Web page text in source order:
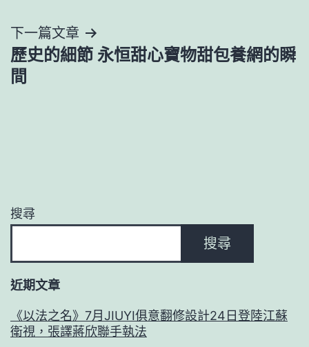
覽
下一篇文章
歷史的細節 永恒甜心寶物甜包養網的瞬
間
搜尋
搜尋
近期文章
《以法之名》7月JIUYI俱意翻修設計24日登陸江蘇
衛視，張譯蔣欣聯手執法